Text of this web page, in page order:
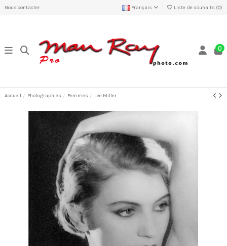
Nous contacter Français Liste de souhaits (0)
0
Accueil Photographies Femmes Lee Miller